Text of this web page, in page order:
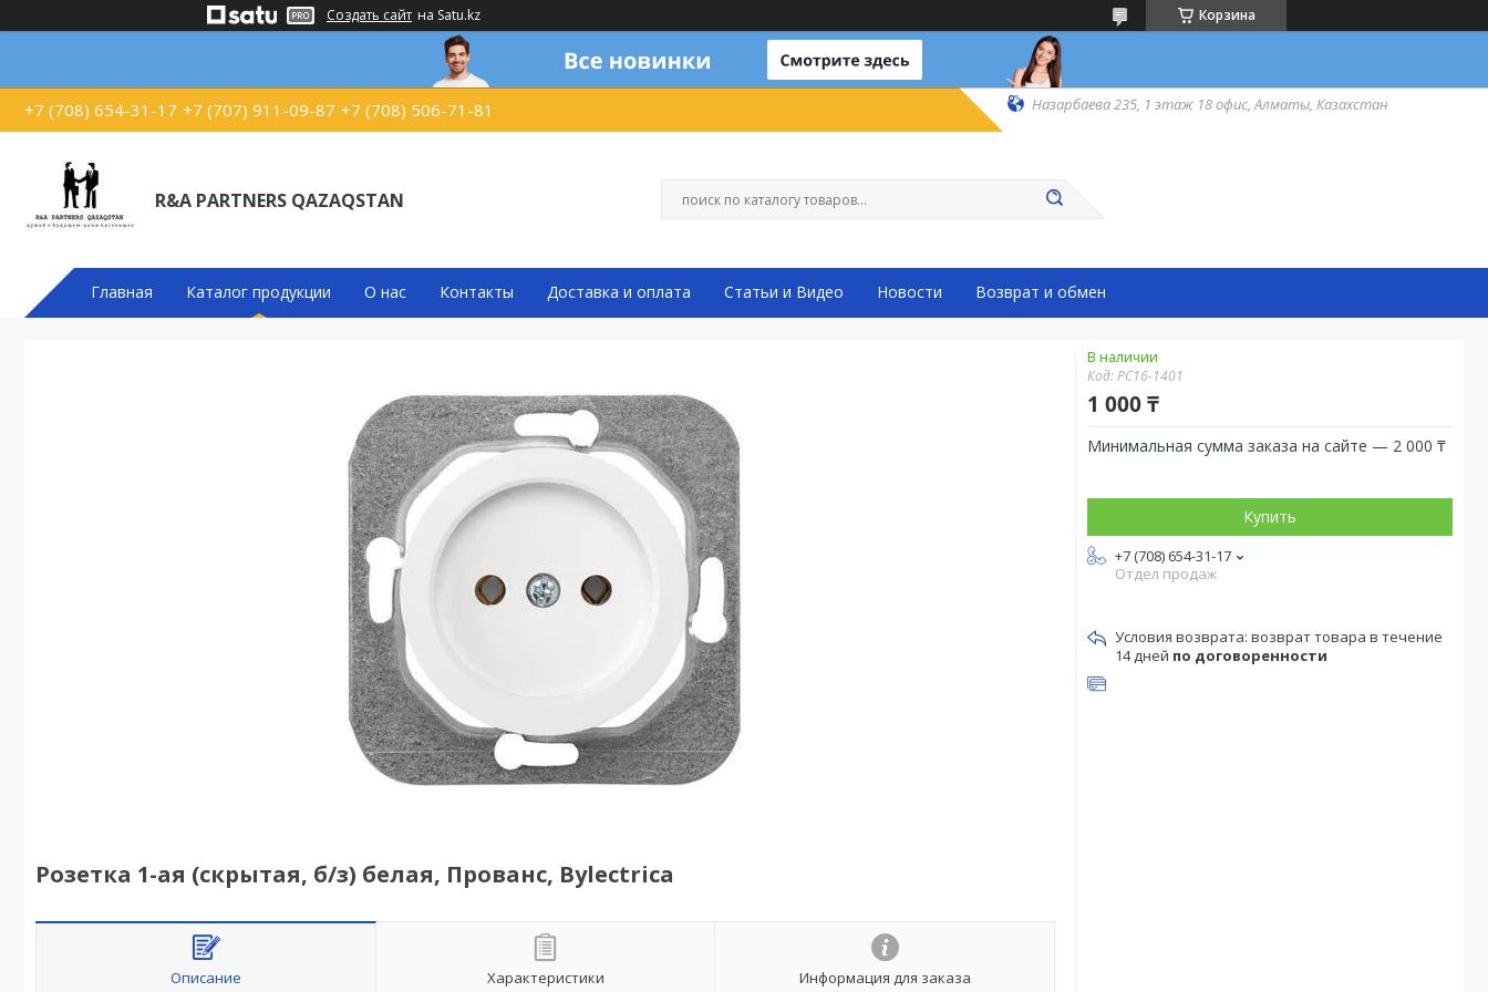
Создать сайт на Satu.kz Корзина
+7 (708) 654-31-17 +7 (707) 911-09-87 +7 (708) 506-71-81 Назарбаева 235, 1 этаж 18 офис, Алматы, Казахстан
R&A PARTNERS QAZAQSTAN
Главная Каталог продукции О нас Контакты Доставка и оплата Статьи и Видео Новости Возврат и обмен
Розетка 1-ая (скрытая, б/з) белая, Прованс, Bylectrica
Описание Характеристики Информация для заказа
В наличии
Код:РС16-1401
1 000 ₸
Минимальная сумма заказа на сайте — 2 000 ₸
Купить
+7 (708) 654-31-17
Отдел продаж
возврат товара в течение
14 дней по договоренности